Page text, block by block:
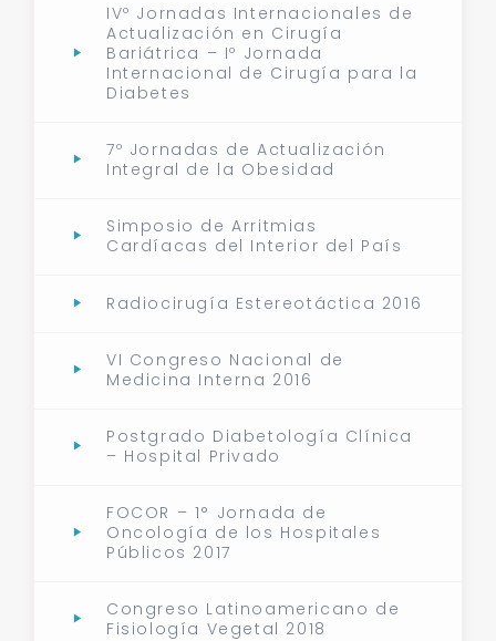
IVº Jornadas Internacionales de
Actualización en Cirugía
Bariátrica – Iº Jornada
Internacional de Cirugía para la
Diabetes
7º Jornadas de Actualización
Integral de la Obesidad
Simposio de Arritmias
Cardíacas del Interior del País
Radiocirugía Estereotáctica 2016
VI Congreso Nacional de
Medicina Interna 2016
Postgrado Diabetología Clínica
– Hospital Privado
FOCOR – 1° Jornada de
Oncología de los Hospitales
Públicos 2017
Congreso Latinoamericano de
Fisiología Vegetal 2018